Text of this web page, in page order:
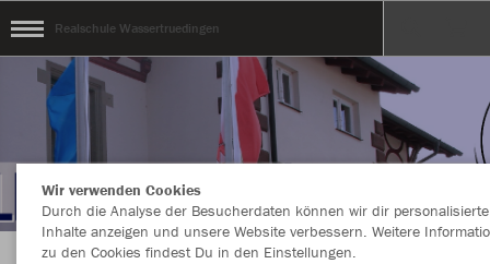
Realschule Wassertruedingen
Wir verwenden Cookies
Durch die Analyse der Besucherdaten können wir dir personalisierte
Inhalte anzeigen und unsere Website verbessern. Weitere
zu den Cookies findest Du in den Einstellungen.